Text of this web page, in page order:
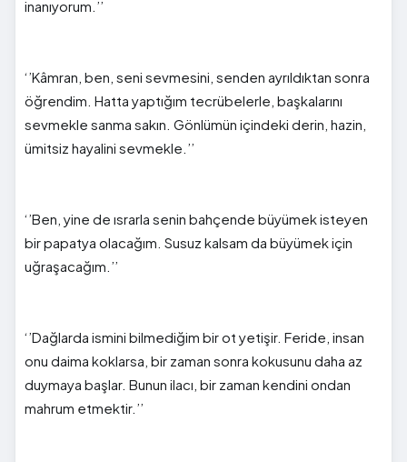
inanıyorum.’’
‘’Kâmran , ben, seni sevmesini, senden ayrıldıktan sonra
öğrendim. Hatta yaptığım tecrübelerle, başkalarını
sevmekle sanma sakın. Gönlümün içindeki derin, hazin,
ümitsiz hayalini sevmekle.’’
‘’Ben yine de ısrarla senin bahçende büyümek isteyen
bir papatya olacağım. Susuz kalsam da büyümek için
uğraşacağım.’’
‘’Dağlarda ismini bilmediğim bir ot yetişir. Feride, insan
onu daima koklarsa, bir zaman sonra kokusunu daha az
duymaya başlar. Bunun ilacı, bir zaman kendini ondan
mahrum etmektir.’’